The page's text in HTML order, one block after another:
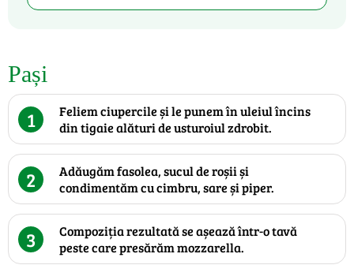
Pași
1
Feliem ciupercile și le punem în uleiul încins
din tigaie alături de usturoiul zdrobit.
2
Adăugăm fasolea, sucul de roșii și
condimentăm cu cimbru, sare și piper.
3
Compoziția rezultată se așează într-o tavă
peste care presărăm mozzarella.